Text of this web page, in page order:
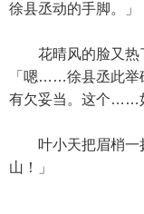
徐县丞动的手脚。」
花晴风的脸又热了
「嗯……徐县丞此举
有欠妥当。这个……
叶小天把眉梢一
山！」